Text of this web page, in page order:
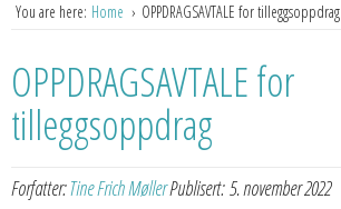
You are here: Home OPPDRAGSAVTALE for tilleggsoppdrag
OPPDRAGSAVTALE for
tilleggsoppdrag
Forfatter:Tine Frich MøllerPublisert: 5. november 2022